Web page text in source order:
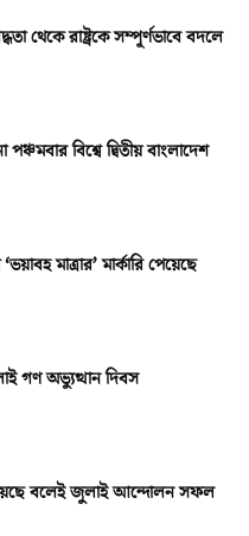
থেকে রাষ্ট্রকে সম্পূর্ণভাবে বদলে
পঞ্চমবার বিশ্বে দ্বিতীয় বাংলাদেশ
‘ভয়াবহ মাত্রার’ মার্কারি পেয়েছে
গণ অভ্যুত্থান দিবস
বলেই জুলাই আন্দোলন সফল